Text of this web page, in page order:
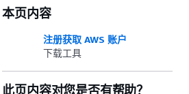
本页内容
注册获取 AWS 账户
下载工具
此页内容对您是否有帮助？